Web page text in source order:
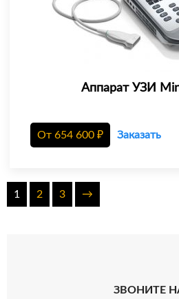
Аппарат УЗИ
От 654 600 ₽ Заказать
1 2 3 →
ЗВОНИТЕ